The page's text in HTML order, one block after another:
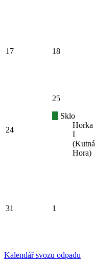
17 18
24
25
Sklo
Horka
I
(Kutná
Hora)
31 1
Kalendář svozu odpadu